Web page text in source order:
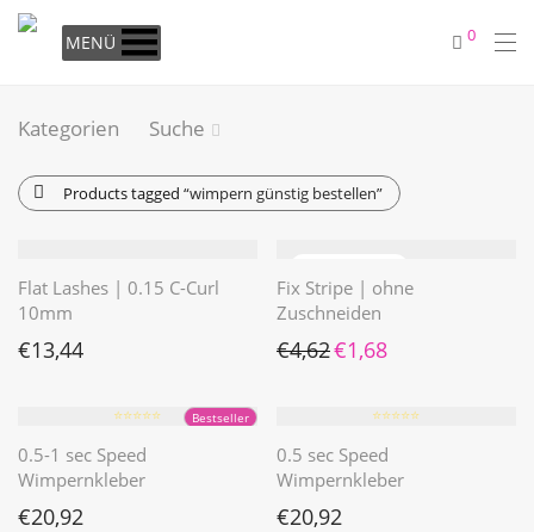
MENÜ 0
Kategorien Suche
Products tagged “wimpern günstig bestellen”
Flat Lashes | 0.15 C-Curl
10mm
€13,44
Fix Stripe | ohne
Zuschneiden
€4,62 Ursprünglicher Preis war:
€1,68
Bestseller
⭐️⭐️⭐️⭐️⭐️
0.5-1 sec Speed
Wimpernkleber
€20,92
⭐️⭐️⭐️⭐️⭐️
0.5 sec Speed
Wimpernkleber
€20,92